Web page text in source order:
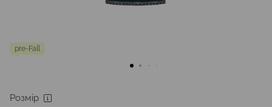
pre-Fall
Розмір